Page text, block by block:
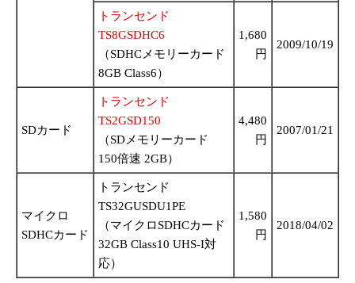
トランセンド
TS8GSDHC6
（SDHCメモリーカード
8GB Class6）
1,680
円
2009/10/19
SDカード
トランセンド
TS2GSD150
（SDメモリーカード
150倍速 2GB）
4,480
円
2007/01/21
マイクロ
SDHCカード
トランセンド
TS32GUSDU1PE
（マイクロSDHCカード
32GB Class10 UHS-I対
応）
1,580
円
2018/04/02